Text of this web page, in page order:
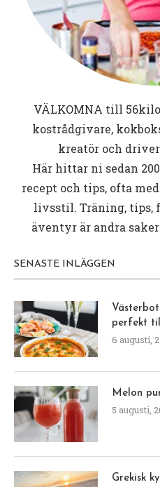
VÄLKOMNA till 56kilo
kostrådgivare,
kreatör och
Här hittar ni sedan
recept och tips, ofta
livsstil. Träning, tips,
äventyr är andra
SENASTE INLÄGGEN
perfekt
6 augusti,
Melon
5 augusti,
Grekisk